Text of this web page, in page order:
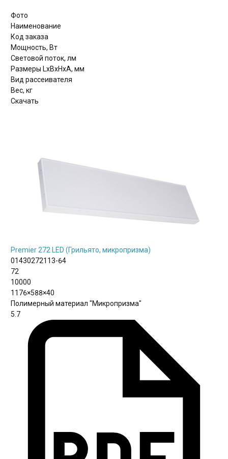
Фото
Наименование
Код заказа
Мощность, Вт
Световой поток, лм
Размеры LxBxHхА, мм
Вид рассеивателя
Вес, кг
Скачать
Premier 272 LED (Грильято, микропризма)
01430272113-64
72
10000
1176×588×40
Полимерный материал "Микропризма"
5.7